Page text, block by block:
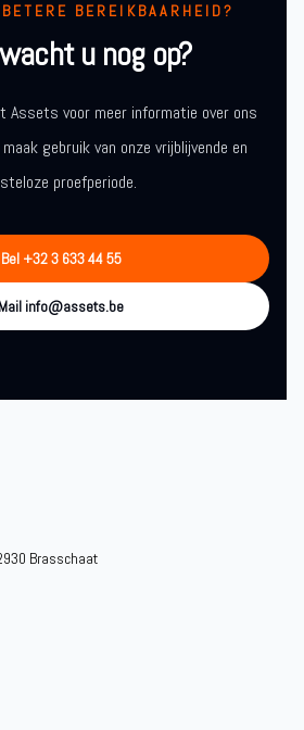
BEREIKBAARHEID?
u nog op?
Assets voor meer informatie over ons
gebruik van onze vrijblijvende en
proefperiode.
Bel +32 3 633 44 55
Mail info@assets.be
Brasschaat